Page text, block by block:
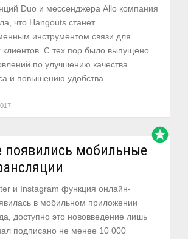
Duo и мессенджера Allo компания
что Hangouts станет
инструментом связи для
клиентов. С тех пор было выпущено
по улучшению качества
и повышению удобства
появились мобильные
stars
и Instagram функция онлайн-
в мобильном приложении
доступно это нововведение лишь
подписано не менее 10 000